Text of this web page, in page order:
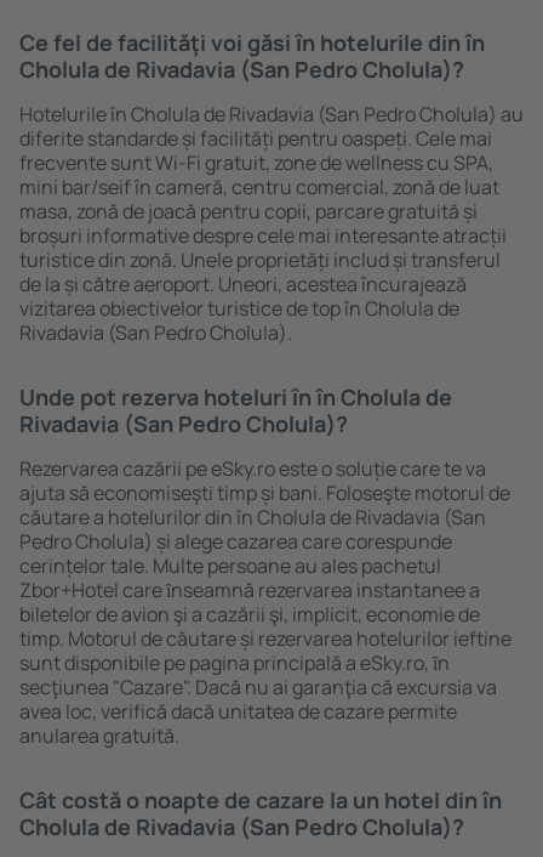
Ce fel de facilităţi voi găsi ȋn hotelurile din în
Cholula de Rivadavia (San Pedro Cholula)?
Hotelurile în Cholula de Rivadavia (San Pedro Cholula) au
diferite standarde și facilități pentru oaspeți. Cele mai
frecvente sunt Wi-Fi gratuit, zone de wellness cu SPA,
mini bar/seif în cameră, centru comercial, zonă de luat
masa, zonă de joacă pentru copii, parcare gratuită și
broșuri informative despre cele mai interesante atracții
turistice din zonă. Unele proprietăți includ și transferul
de la și către aeroport. Uneori, acestea încurajează
vizitarea obiectivelor turistice de top în Cholula de
Rivadavia (San Pedro Cholula).
Unde pot rezerva hoteluri ȋn în Cholula de
Rivadavia (San Pedro Cholula)?
Rezervarea cazării pe eSky.ro este o soluție care te va
ajuta să economiseşti timp și bani. Foloseşte motorul de
căutare a hotelurilor din în Cholula de Rivadavia (San
Pedro Cholula) și alege cazarea care corespunde
cerințelor tale. Multe persoane au ales pachetul
Zbor+Hotel care ȋnseamnă rezervarea instantanee a
biletelor de avion şi a cazării şi, implicit, economie de
timp. Motorul de căutare și rezervarea hotelurilor ieftine
sunt disponibile pe pagina principală a eSky.ro, ȋn
secţiunea "Cazare". Dacă nu ai garanţia că excursia va
avea loc, verifică dacă unitatea de cazare permite
anularea gratuită.
Cât costă o noapte de cazare la un hotel din în
Cholula de Rivadavia (San Pedro Cholula)?